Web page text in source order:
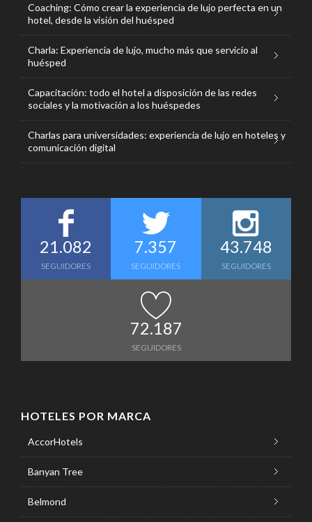
Coaching: Cómo crear la experiencia de lujo perfecta en un
hotel, desde la visión del huésped
Charla: Experiencia de lujo, mucho más que servicio al
huésped
Capacitación: todo el hotel a disposición de las redes
sociales y la motivación a los huéspedes
Charlas para universidades: experiencia de lujo en hoteles y
comunicación digital
21.082
SEGUIDORES
7.357
SEGUIDORES
43.748
SEGUIDORES
72.187
SEGUIDORES
HOTELES POR MARCA
AccorHotels
Banyan Tree
Belmond